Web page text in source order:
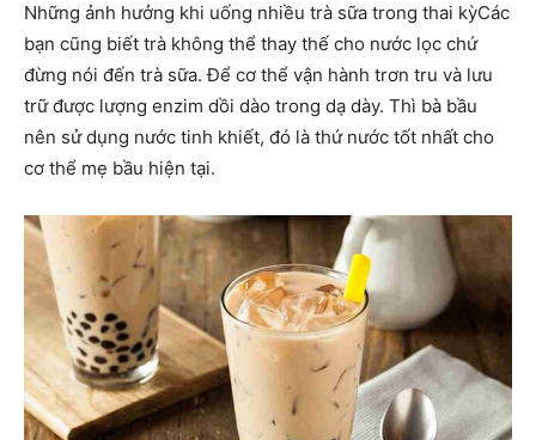
Những ảnh hưởng khi uống nhiều trà sữa trong thai kỳCác
bạn cũng biết trà không thể thay thế cho nước lọc chứ
đừng nói đến trà sữa. Để cơ thể vận hành trơn tru và lưu
trữ được lượng enzim dồi dào trong dạ dày. Thì bà bầu
nên sử dụng nước tinh khiết, đó là thứ nước tốt nhất cho
cơ thể mẹ bầu hiện tại.